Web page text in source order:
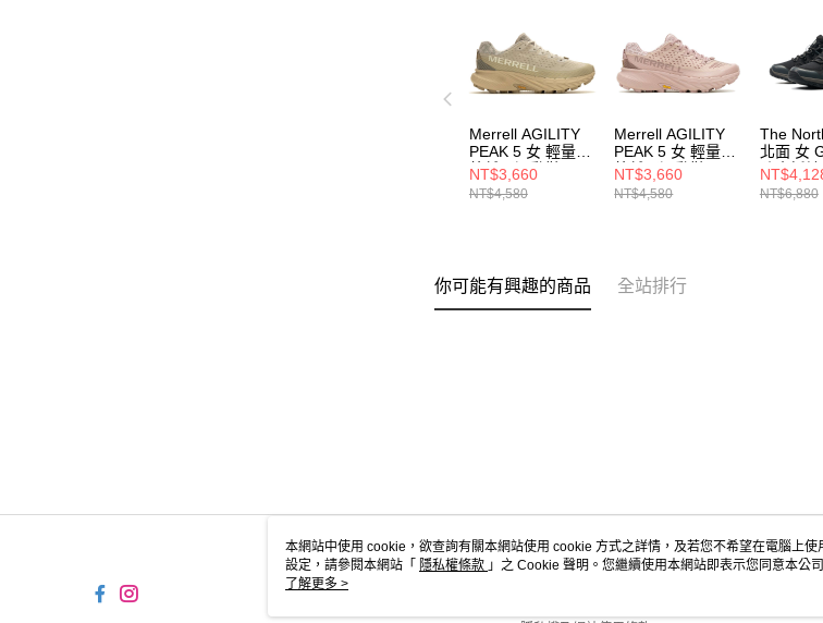
Merrell AGILITY
PEAK 5 女 輕量戶
外越野運動鞋
J067802
NT$3,660
NT$4,580
Merrell AGILITY
PEAK 5 女 輕量戶
外越野運動鞋
J068262
NT$3,660
NT$4,580
The
北面 女
防水抓地
鞋
NT$6,880
你可能有興趣的商品 全站排行
關於我們
本網站中使用 cookie，欲查詢有關本網站使用 cookie 方式之詳情，及若您不希望在電腦上
設定，請參閱本網站「 隱私權條款 」之 Cookie 聲明。您繼續使用本網站即表示您同意本公
使用 cookie。
了解更多 >